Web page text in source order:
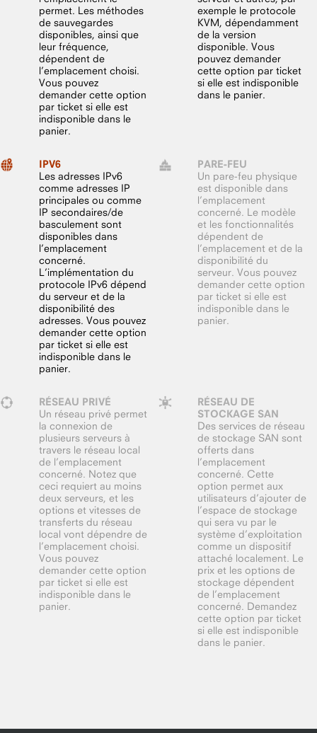
permet. Les méthodes
de sauvegardes
disponibles, ainsi que
leur fréquence,
dépendent de
l’emplacement choisi.
Vous pouvez
demander cette option
par ticket si elle est
indisponible dans le
panier.
exemple le protocole
KVM, dépendamment
de la version
disponible. Vous
pouvez demander
cette option par ticket
si elle est indisponible
dans le panier.
IPV6
Les adresses IPv6
comme adresses IP
principales ou comme
IP secondaires/de
basculement sont
disponibles dans
l’emplacement
concerné.
L’implémentation du
protocole IPv6 dépend
du serveur et de la
disponibilité des
adresses. Vous pouvez
demander cette option
par ticket si elle est
indisponible dans le
panier.
PARE-FEU
Un pare-feu physique
est disponible dans
l’emplacement
concerné. Le modèle
et les fonctionnalités
dépendent de
l’emplacement et de la
disponibilité du
serveur. Vous pouvez
demander cette option
par ticket si elle est
indisponible dans le
panier.
RÉSEAU PRIVÉ
Un réseau privé permet
la connexion de
plusieurs serveurs à
travers le réseau local
de l’emplacement
concerné. Notez que
ceci requiert au moins
deux serveurs, et les
options et vitesses de
transferts du réseau
local vont dépendre de
l’emplacement choisi.
Vous pouvez
demander cette option
par ticket si elle est
indisponible dans le
panier.
RÉSEAU DE
STOCKAGE SAN
Des services de réseau
de stockage SAN sont
offerts dans
l’emplacement
concerné. Cette
option permet aux
utilisateurs d’ajouter de
l’espace de stockage
qui sera vu par le
système d’exploitation
comme un dispositif
attaché localement. Le
prix et les options de
stockage dépendent
de l’emplacement
concerné. Demandez
cette option par ticket
si elle est indisponible
dans le panier.